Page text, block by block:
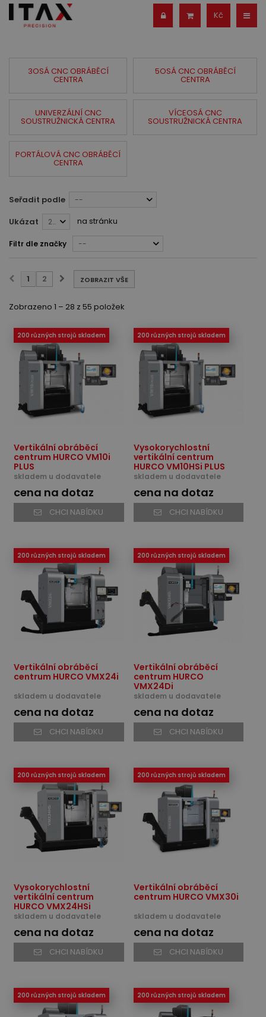
Kč
3OSÁ CNC OBRÁBĚCÍ
CENTRA
5OSÁ CNC OBRÁBĚCÍ
CENTRA
UNIVERZÁLNÍ CNC
SOUSTRUŽNICKÁ CENTRA
VÍCEOSÁ CNC
SOUSTRUŽNICKÁ CENTRA
PORTÁLOVÁ CNC OBRÁBĚCÍ
CENTRA
Seřadit podle --
Ukázat 28 na stránku
Filtr dle značky --
ZOBRAZIT VŠE
1 2
Zobrazeno 1 – 28 z 55 položek
200 různých strojů skladem
Vertikální obráběcí
centrum HURCO VM10i
PLUS
skladem u dodavatele
cena na dotaz
CHCI NABÍDKU
200 různých strojů skladem
Vysokorychlostní
vertikální centrum
HURCO VM10HSi PLUS
skladem u dodavatele
cena na dotaz
CHCI NABÍDKU
200 různých strojů skladem
Vertikální obráběcí
centrum HURCO VMX24i
skladem u dodavatele
cena na dotaz
CHCI NABÍDKU
200 různých strojů skladem
Vertikální obráběcí
centrum HURCO
VMX24Di
skladem u dodavatele
cena na dotaz
CHCI NABÍDKU
200 různých strojů skladem
Vysokorychlostní
vertikální centrum
HURCO VMX24HSi
skladem u dodavatele
cena na dotaz
CHCI NABÍDKU
200 různých strojů skladem
Vertikální obráběcí
centrum HURCO VMX30i
skladem u dodavatele
cena na dotaz
CHCI NABÍDKU
200 různých strojů skladem 200 různých strojů skladem